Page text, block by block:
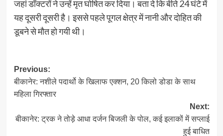
जहां डॉक्टरों ने उन्हें मृत घोषित कर दिया। बता दे कि बीते 24 घंटे में
यह दूसरी दूसरी है। इससे पहले पूगल क्षेत्र में नानी और दोहित की
डूबने से मौत हो गयी थी।
Post
navigation
Previous:
बीकानेर: नशीले पदार्थो के खिलाफ एक्शन, 20 किलो डोडा के साथ
महिला गिरफ्तार
Next:
बीकानेर: ट्रक ने तोड़े आधा दर्जन बिजली के पोल, कई इलाकों में सप्लाई
हुई बाधित